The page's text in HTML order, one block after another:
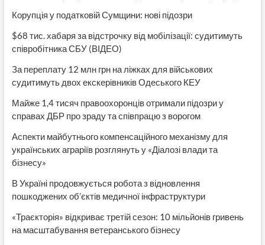
Корупція у податковій Сумщини: нові підозри
$68 тис. хабаря за відстрочку від мобілізації: судитимуть
співробітника СБУ (ВІДЕО)
За переплату 12 млн грн на ліжках для військових
судитимуть двох екскерівників Одеського КЕУ
Майже 1,4 тисяч правоохоронців отримали підозри у
справах ДБР про зраду та співпрацю з ворогом
Аспекти майбутнього компенсаційного механізму для
українських аграріїв розглянуть у «Діалозі влади та
бізнесу»
В Україні продовжується робота з відновлення
пошкоджених об’єктів медичної інфраструктури
«Траєкторія» відкриває третій сезон: 10 мільйонів гривень
на масштабування ветеранського бізнесу